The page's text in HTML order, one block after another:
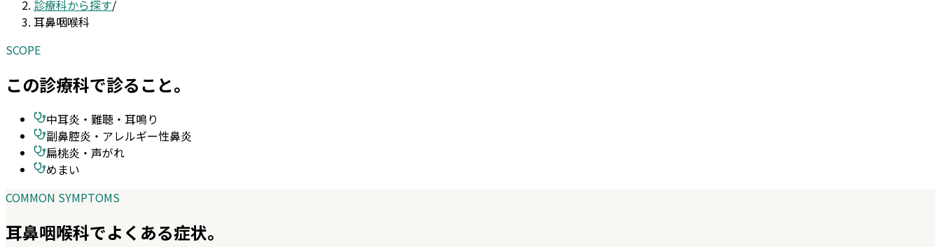
診療科から探す/
耳鼻咽喉科
SCOPE
この診療科で診ること。
中耳炎・難聴・耳鳴り
副鼻腔炎・アレルギー性鼻炎
扁桃炎・声がれ
めまい
COMMON SYMPTOMS
耳鼻咽喉科でよくある症状。